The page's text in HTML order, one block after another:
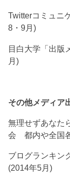
Twitterコミュニ
8・9月)
目白大学「出版
月)
その他メディ
無理せずあなた
会 都内や全国
ブログランキン
(2014年5月)